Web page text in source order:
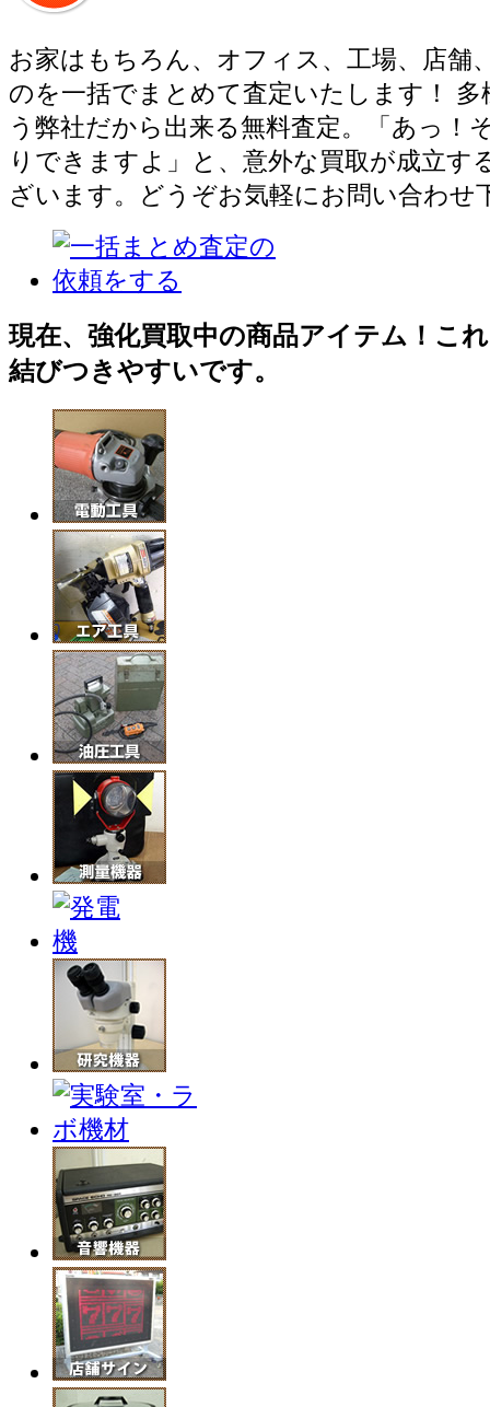
お家はもちろん、オフィス、工場、店舗
のを一括でまとめて査定いたします！ 多
う弊社だから出来る無料査定。「あっ！
りできますよ」と、意外な買取が成立す
ざいます。どうぞお気軽にお問い合わせ
現在、強化買取中の商品アイテム！こ
結びつきやすいです。